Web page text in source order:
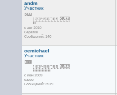
andm
Участник
с авг 2010
Саратов
Сообщений: 140
cemichael
Участник
с июн 2009
озеро
Сообщений: 3919